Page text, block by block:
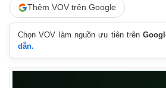
Thêm VOV trên Google
Chọn VOV làm nguồn ưu tiên trên
dẫn.